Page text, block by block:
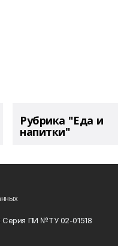
Рубрика "Еда и
напитки"
Серия ПИ №ТУ 02-01518